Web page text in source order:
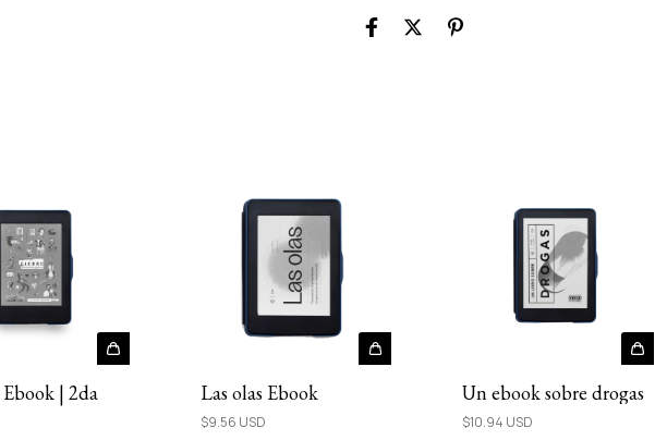
| 2da
Las olas Ebook
$9.56 USD
Un ebook sobre drogas
$10.94 USD